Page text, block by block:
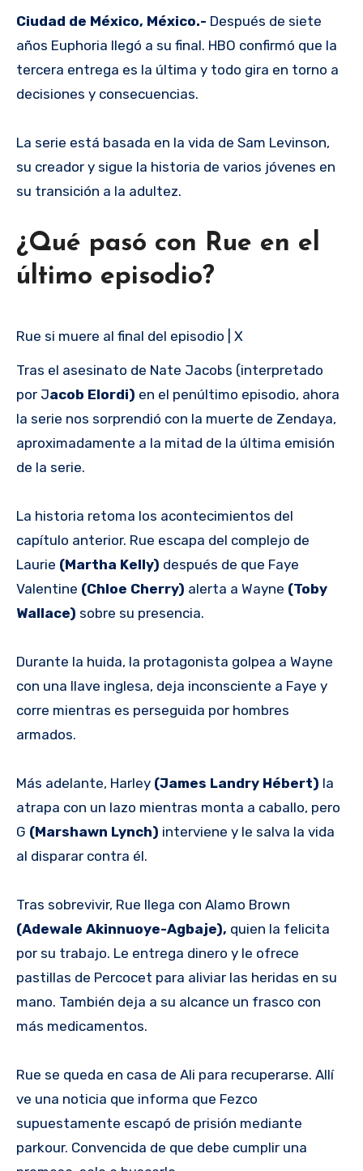
Ciudad de México, México.- Después de siete
años Euphoria llegó a su final. HBO confirmó que la
tercera entrega es la última y todo gira en torno a
decisiones y consecuencias.
La serie está basada en la vida de Sam Levinson,
su creador y sigue la historia de varios jóvenes en
su transición a la adultez.
¿Qué pasó con Rue en el
último episodio?
Rue si muere al final del episodio | X
Tras el asesinato de Nate Jacobs (interpretado
por Jacob Elordi) en el penúltimo episodio, ahora
la serie nos sorprendió con la muerte de Zendaya,
aproximadamente a la mitad de la última emisión
de la serie.
La historia retoma los acontecimientos del
capítulo anterior. Rue escapa del complejo de
Laurie (Martha Kelly) después de que Faye
Valentine (Chloe Cherry) alerta a Wayne (Toby
Wallace) sobre su presencia.
Durante la huida, la protagonista golpea a Wayne
con una llave inglesa, deja inconsciente a Faye y
corre mientras es perseguida por hombres
armados.
Más adelante, Harley (James Landry Hébert) la
atrapa con un lazo mientras monta a caballo, pero
G (Marshawn Lynch) interviene y le salva la vida
al disparar contra él.
Tras sobrevivir, Rue llega con Alamo Brown
(Adewale Akinnuoye-Agbaje), quien la felicita
por su trabajo. Le entrega dinero y le ofrece
pastillas de Percocet para aliviar las heridas en su
mano. También deja a su alcance un frasco con
más medicamentos.
Rue se queda en casa de Ali para recuperarse. Allí
ve una noticia que informa que Fezco
supuestamente escapó de prisión mediante
parkour. Convencida de que debe cumplir una